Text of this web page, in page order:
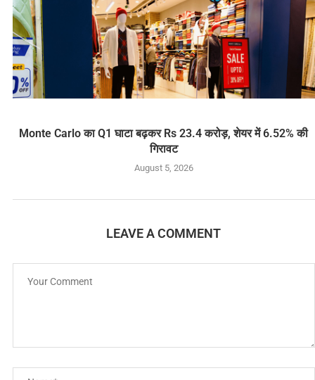
Monte Carlo का Q1 घाटा बढ़कर Rs 23.4 करोड़, शेयर में 6.52% की
गिरावट
August 5, 2026
LEAVE A COMMENT